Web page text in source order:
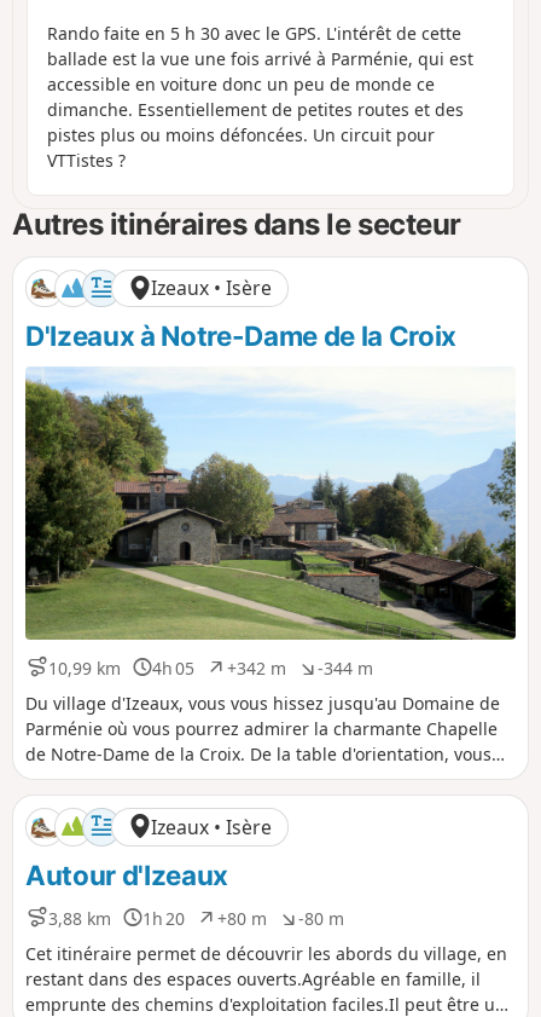
Rando faite en 5 h 30 avec le GPS. L'intérêt de cette
ballade est la vue une fois arrivé à Parménie, qui est
accessible en voiture donc un peu de monde ce
dimanche. Essentiellement de petites routes et des
pistes plus ou moins défoncées. Un circuit pour
VTTistes ?
Autres itinéraires dans le secteur
Izeaux • Isère
D'Izeaux à Notre-Dame de la Croix
10,99 km
D
i
s
t
a
n
c
e
4h 05
D
u
r
é
e
+342 m
D
é
n
i
v
e
l
é
p
o
i
i
f
-344 m
D
é
n
i
v
e
a
i
f
Du village d'Izeaux, vous vous hissez jusqu'au Domaine de
Parménie où vous pourrez admirer la charmante Chapelle
de Notre-Dame de la Croix. De la table d'orientation, vous
aurez un panorama en cinémascope, depuis le Mont du
Chat, dans l'Ain, jusqu'aux sommets du Nord-Est du Vercors.
Izeaux • Isère
Autour d'Izeaux
3,88 km
D
i
s
t
1h 20
D
u
r
é
+80 m
D
é
n
i
-80 m
D
é
n
i
Cet itinéraire permet de découvrir les abords du village, en
restant dans des espaces ouverts.Agréable en famille, il
emprunte des chemins d'exploitation faciles.Il peut être un